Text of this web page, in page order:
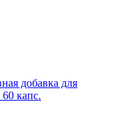
добавка для
капс.